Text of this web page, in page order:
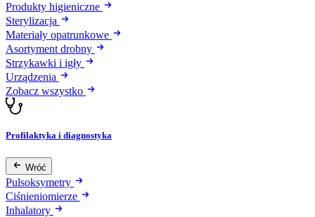
Produkty higieniczne
Sterylizacja
Materiały opatrunkowe
Asortyment drobny
Strzykawki i igły
Urządzenia
Zobacz wszystko
Profilaktyka i diagnostyka
Wróć
Pulsoksymetry
Ciśnieniomierze
Inhalatory